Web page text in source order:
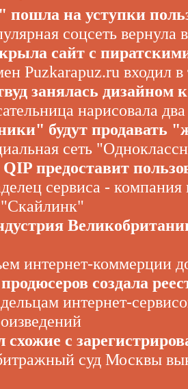
пошла на уступки
соцсеть вернула
сайт с
Puzkarapuz.ru входил
занялась дизайном
нарисовала
будут продавать
сеть
предоставит
сервиса -
"Скайлинк"
интернет-коммерции
создала
интернет-
схожие с
суд Москвы